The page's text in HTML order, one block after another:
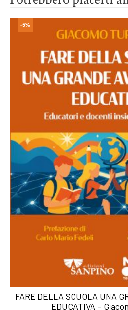
-5%
FARE DELLA SCUOLA UNA
EDUCATIVA –